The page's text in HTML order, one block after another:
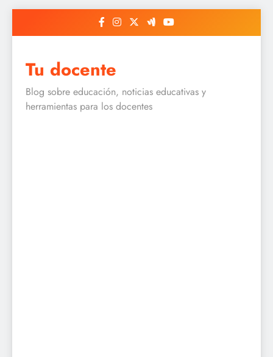
Tu docente
Blog sobre educación, noticias educativas y
herramientas para los docentes